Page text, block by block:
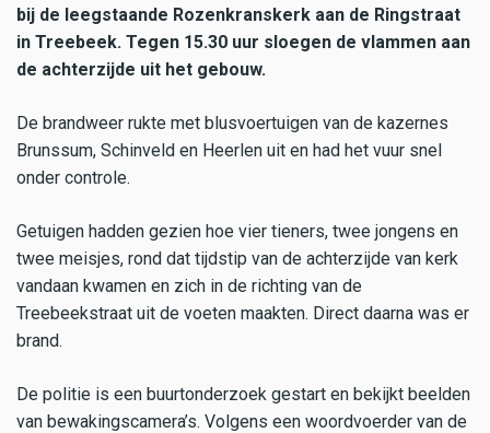
bij de leegstaande Rozenkranskerk aan de Ringstraat
in Treebeek. Tegen 15.30 uur sloegen de vlammen aan
de achterzijde uit het gebouw.
De brandweer rukte met blusvoertuigen van de kazernes
Brunssum, Schinveld en Heerlen uit en had het vuur snel
onder controle.
Getuigen hadden gezien hoe vier tieners, twee jongens en
twee meisjes, rond dat tijdstip van de achterzijde van kerk
vandaan kwamen en zich in de richting van de
Treebeekstraat uit de voeten maakten. Direct daarna was er
brand.
De politie is een buurtonderzoek gestart en bekijkt beelden
van bewakingscamera’s. Volgens een woordvoerder van de